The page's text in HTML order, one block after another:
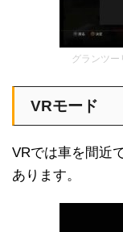
グランツ
VRモード
VRでは車を間近
あります。